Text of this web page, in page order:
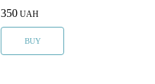
350 UAH
BUY